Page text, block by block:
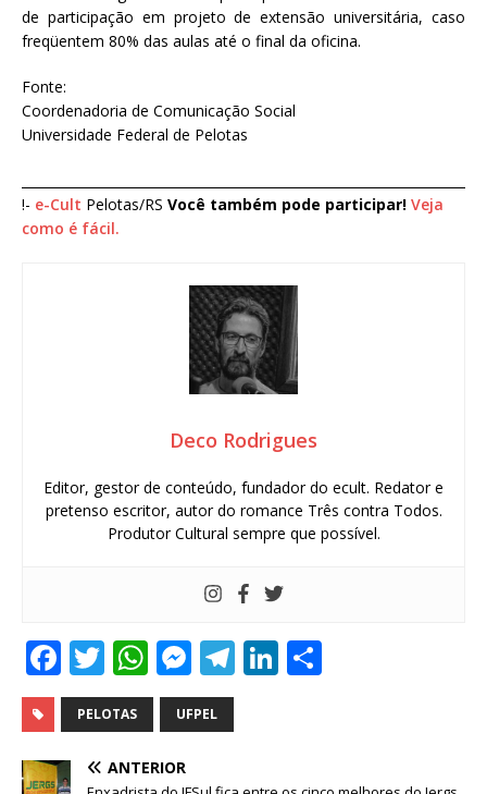
de participação em projeto de extensão universitária, caso
freqüentem 80% das aulas até o final da oficina.
Fonte:
Coordenadoria de Comunicação Social
Universidade Federal de Pelotas
!- e-Cult Pelotas/RS Você também pode participar! Veja
como é fácil.
Deco Rodrigues
Editor, gestor de conteúdo, fundador do ecult. Redator e
pretenso escritor, autor do romance Três contra Todos.
Produtor Cultural sempre que possível.
F
a
c
e
T
w
it
te
W
h
at
s
M
e
ss
T Li
PELOTAS UFPEL
ANTERIOR